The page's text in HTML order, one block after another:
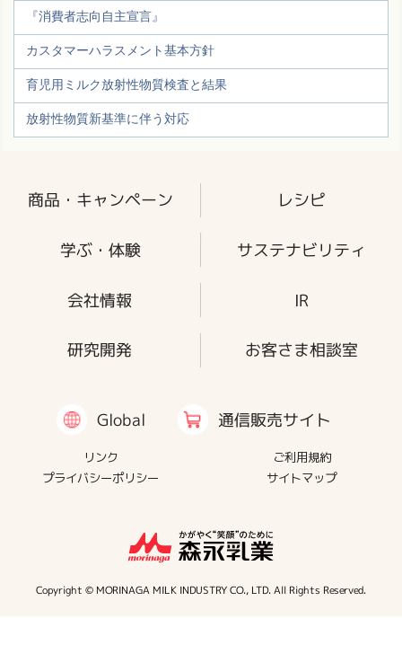
『消費者志向自主宣言』
カスタマーハラスメント基本方針
育児用ミルク放射性物質検査と結果
放射性物質新基準に伴う対応
商品・キャンペーン レシピ
学ぶ・体験 サステナビリティ
会社情報 IR
研究開発 お客さま相談室
Global 通信販売サイト
リンク
ご利用規約
プライバシーポリシー
サイトマップ
Copyright © MORINAGA MILK INDUSTRY CO., LTD. All Rights Reserved.